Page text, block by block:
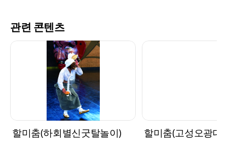
관련 콘텐츠
할미춤(하회별신굿탈놀이) 할미춤(고성오광대)